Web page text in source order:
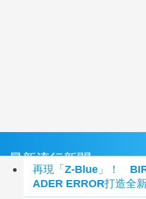
最新流行新聞
再現「Z-Blue」！
ADER ERROR打造全